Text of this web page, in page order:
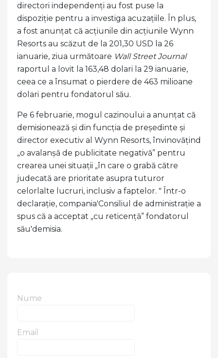
directori independenți au fost puse la
dispoziție pentru a investiga acuzațiile. În plus,
a fost anunțat că acțiunile din acțiunile Wynn
Resorts au scăzut de la 201,30 USD la 26
ianuarie, ziua următoare Wall Street Journal
raportul a lovit la 163,48 dolari la 29 ianuarie,
ceea ce a însumat o pierdere de 463 milioane
dolari pentru fondatorul său.
Pe 6 februarie, mogul cazinoului a anunțat că
demisionează și din funcția de președinte și
director executiv al Wynn Resorts, învinovățind
„o avalanșă de publicitate negativă” pentru
crearea unei situații „în care o grabă către
judecată are prioritate asupra tuturor
celorlalte lucruri, inclusiv a faptelor. " Într-o
declarație, compania'Consiliul de administrație a
spus că a acceptat „cu reticență” fondatorul
său'demisia.
Nume
Email